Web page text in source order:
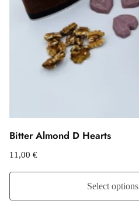
Bitter Almond D Hearts
11,00 €
Select options